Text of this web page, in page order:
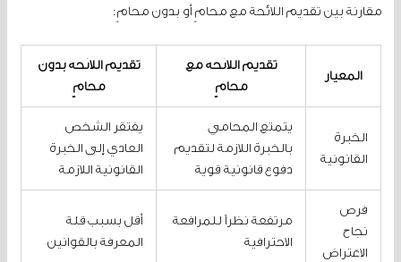
مقارنة بين تقديم اللائحة مع محامٍ أو بدون محامٍ:
المعيار
تقديم اللائحة مع
محامٍ
تقديم اللائحة بدون
محامٍ
الخبرة
القانونية
يتمتع المحامي
بالخبرة اللازمة لتقديم
دفوع قانونية قوية
يفتقر الشخص
العادي إلى الخبرة
القانونية اللازمة
فرص
نجاح
الاعتراض
مرتفعة نظراً للمرافعة
الاحترافية
أقل بسبب قلة
المعرفة بالقوانين